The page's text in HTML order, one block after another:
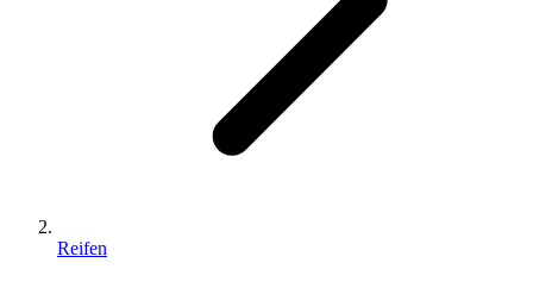
Reifen